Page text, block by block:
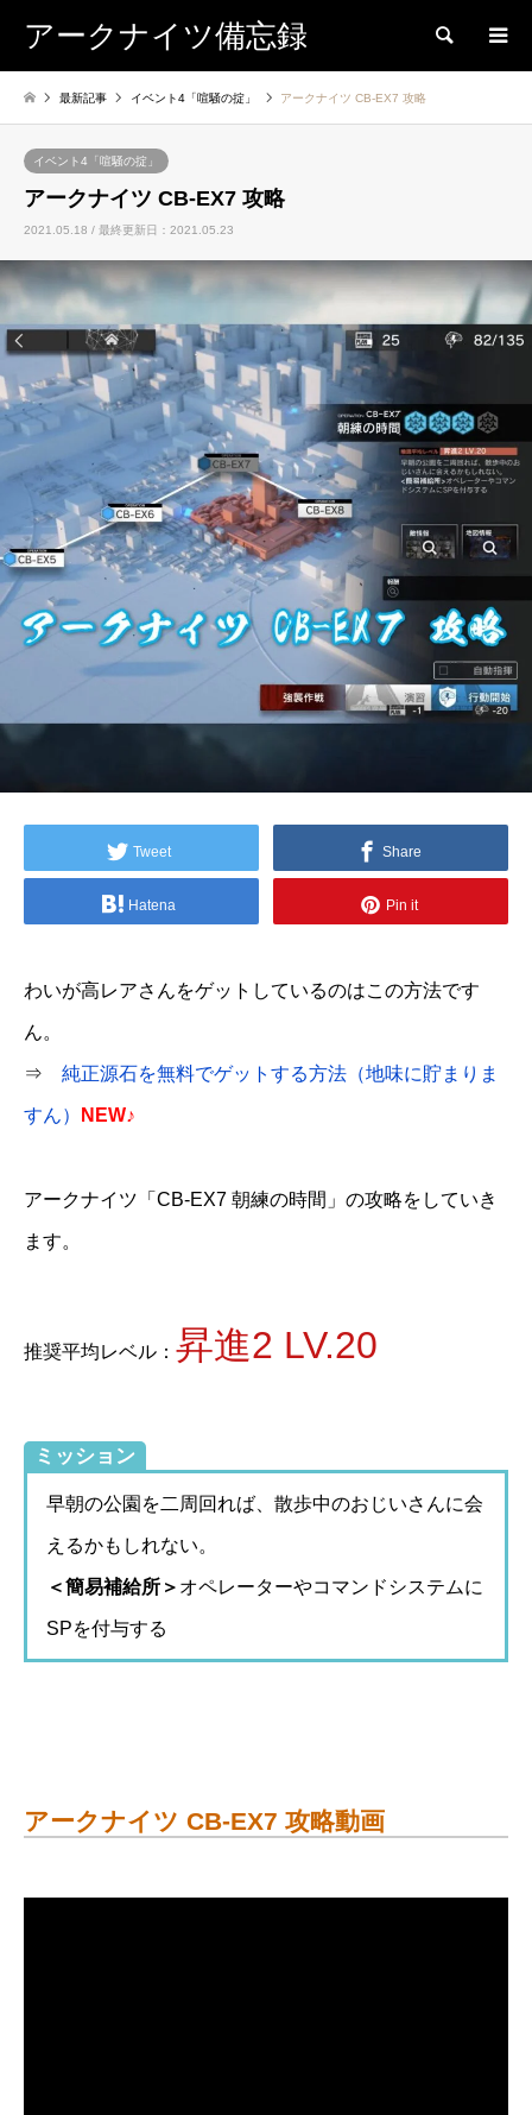
アークナイツ備忘録 検索
最新記事 イベント4「喧騒の掟」 アークナイツ CB-EX7 攻略
イベント4「喧騒の掟」
アークナイツ CB-EX7 攻略
2021.05.18 / 最終更新日：2021.05.23
Tweet Share
Hatena Pin it
わいが高レアさんをゲットしているのはこの方法です
ん。
⇒ 純正源石を無料でゲットする方法（地味に貯まりま
すん） NEW♪
アークナイツ「CB-EX7 朝練の時間」の攻略をしていき
ます。
推奨平均レベル： 昇進2 LV.20
ミッション
早朝の公園を二周回れば、散歩中のおじいさんに会
えるかもしれない。
＜簡易補給所＞ オペレーターやコマンドシステムに
SPを付与する
アークナイツ CB-EX7 攻略動画